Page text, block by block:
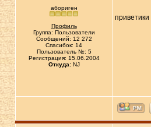
абориген
Профиль
Группа: Пользователи
Сообщений: 12 272
Спасибок: 14
Пользователь №: 5
Регистрация: 15.06.2004
Откуда:NJ
приветики